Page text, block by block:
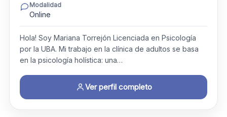
Modalidad
Online
Hola! Soy Mariana Torrejón Licenciada en Psicología
por la UBA. ​Mi trabajo en la clínica de adultos se basa
en la psicología holística: una…
Ver perfil completo